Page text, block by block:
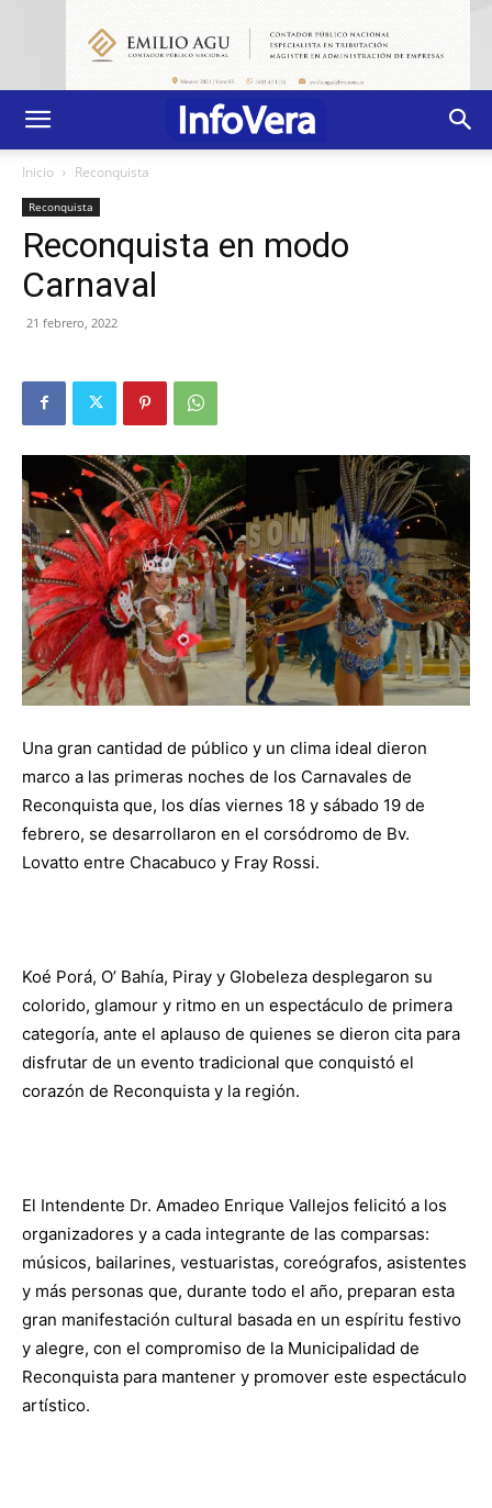
Inicio Reconquista
Reconquista
Reconquista en modo
Carnaval
21 febrero, 2022
Una gran cantidad de público y un clima ideal dieron
marco a las primeras noches de los Carnavales de
Reconquista que, los días viernes 18 y sábado 19 de
febrero, se desarrollaron en el corsódromo de Bv.
Lovatto entre Chacabuco y Fray Rossi.
Koé Porá, O’ Bahía, Piray y Globeleza desplegaron su
colorido, glamour y ritmo en un espectáculo de primera
categoría, ante el aplauso de quienes se dieron cita para
disfrutar de un evento tradicional que conquistó el
corazón de Reconquista y la región.
El Intendente Dr. Amadeo Enrique Vallejos felicitó a los
organizadores y a cada integrante de las comparsas:
músicos, bailarines, vestuaristas, coreógrafos, asistentes
y más personas que, durante todo el año, preparan esta
gran manifestación cultural basada en un espíritu festivo
y alegre, con el compromiso de la Municipalidad de
Reconquista para mantener y promover este espectáculo
artístico.